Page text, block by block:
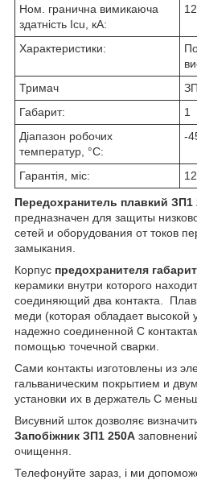
Ном. гранична вимикаюча
здатність Icu, кА:
Характеристики:
Тримач
Габарит:
1
Діапазон робочих
температур, °С:
-
Гарантія, міс: 12
Передохранитель плавкий ЗП1
предназначен для защиты
сетей и оборудования от токов
замыкания.
Корпус предохранителя
керамики внутри которого
соединяющий два контакта.
меди (которая обладает высокой
надежно соединенной С
помощью точечной сварки.
Сами контакты изготовлены из
гальваническим покрытием и
установки их в держатель С
Висувний шток дозволяє
Запобіжник ЗП1 250А
очищення.
Телефонуйте зараз, і ми